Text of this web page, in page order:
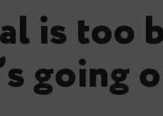
is too
going